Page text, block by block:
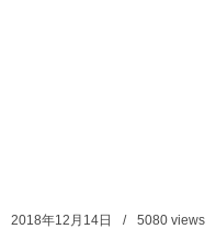
2018年12月14日 5080 views